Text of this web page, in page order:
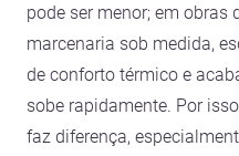
pode ser menor; em obras
marcenaria sob medida,
de conforto térmico e
sobe rapidamente. Por
faz diferença,